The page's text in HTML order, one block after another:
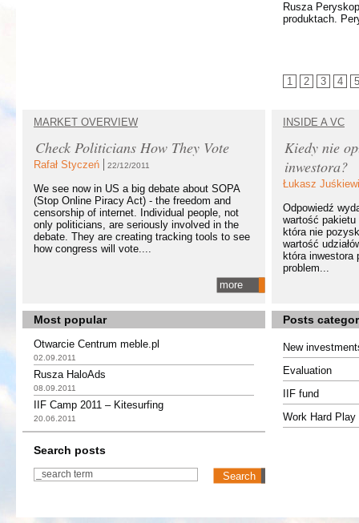
Rusza
produktach.
1 2 3 4 5
MARKET OVERVIEW
Check Politicians How They Vote
Rafał Styczeń 22/12/2011
We see now in US a big debate about SOPA
(Stop Online Piracy Act) - the freedom and
censorship of internet. Individual people, not
only politicians, are seriously involved in the
debate. They are creating tracking tools to see
how congress will vote....
more
INSIDE A VC
Kiedy nie
inwestora?
Łukasz
Odpowiedź
wartość pakietu
która nie
wartość
która inwestora
problem...
Most popular Posts
Otwarcie Centrum meble.pl
02.09.2011
Rusza HaloAds
08.09.2011
IIF Camp 2011 – Kitesurfing
20.06.2011
New
Evaluation
IIF fund
Work Hard Play
Search posts